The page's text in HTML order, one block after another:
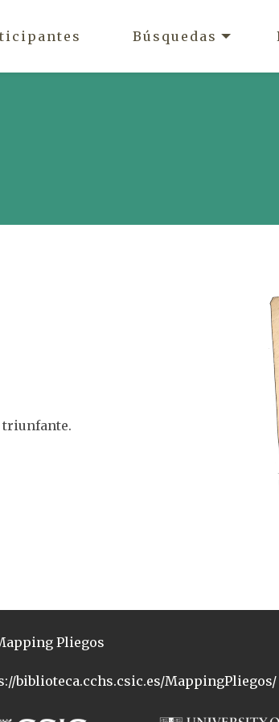
Búsquedas
triunfante.
Pliegos
biblioteca.cchs.csic.es/MappingPliegos/